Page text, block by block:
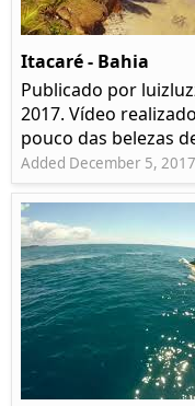
Itacaré - Bahia
Publicado por
2017. Vídeo
pouco das belezas
Added December 5, 2017